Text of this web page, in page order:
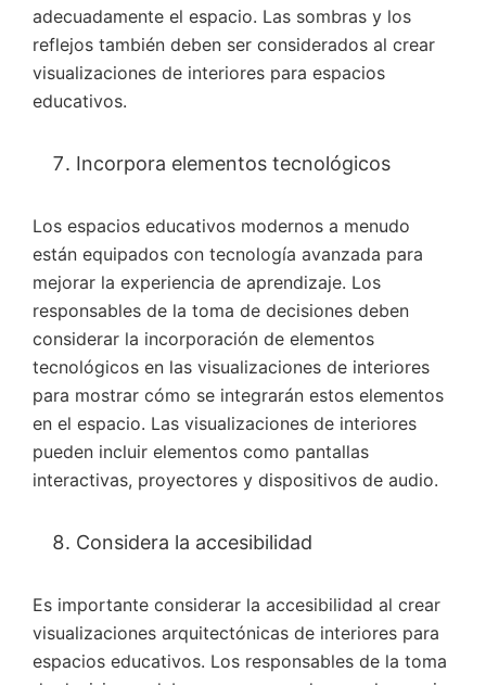
adecuadamente el espacio. Las sombras y los
reflejos también deben ser considerados al crear
visualizaciones de interiores para espacios
educativos.
Incorpora elementos tecnológicos
Los espacios educativos modernos a menudo
están equipados con tecnología avanzada para
mejorar la experiencia de aprendizaje. Los
responsables de la toma de decisiones deben
considerar la incorporación de elementos
tecnológicos en las visualizaciones de interiores
para mostrar cómo se integrarán estos elementos
en el espacio. Las visualizaciones de interiores
pueden incluir elementos como pantallas
interactivas, proyectores y dispositivos de audio.
Considera la accesibilidad
Es importante considerar la accesibilidad al crear
visualizaciones arquitectónicas de interiores para
espacios educativos. Los responsables de la toma